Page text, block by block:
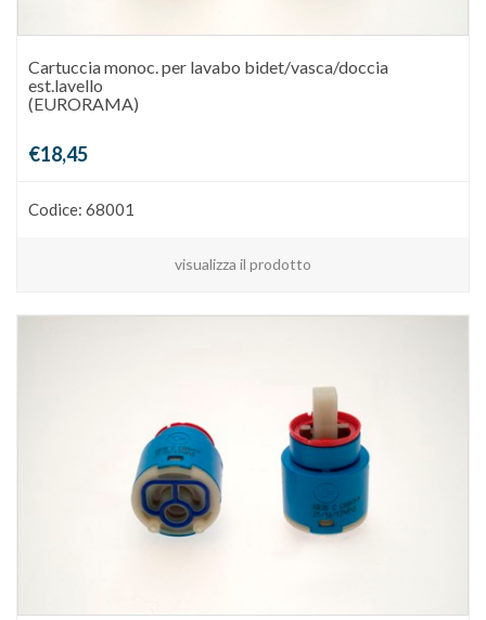
Cartuccia monoc. per lavabo bidet/vasca/doccia
est.lavello
(EURORAMA)
€18,45
Codice: 68001
visualizza il prodotto